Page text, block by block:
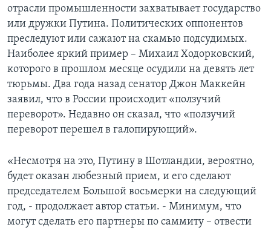
отрасли промышленности захватывает государство
или дружки Путина. Политических оппонентов
преследуют или сажают на скамью подсудимых.
Наиболее яркий пример – Михаил Ходорковский,
которого в прошлом месяце осудили на девять лет
тюрьмы. Два года назад сенатор Джон Маккейн
заявил, что в России происходит «ползучий
переворот». Недавно он сказал, что «ползучий
переворот перешел в галопирующий».
«Несмотря на это, Путину в Шотландии, вероятно,
будет оказан любезный прием, и его сделают
председателем Большой восьмерки на следующий
год, - продолжает автор статьи. - Минимум, что
могут сделать его партнеры по саммиту – отвести